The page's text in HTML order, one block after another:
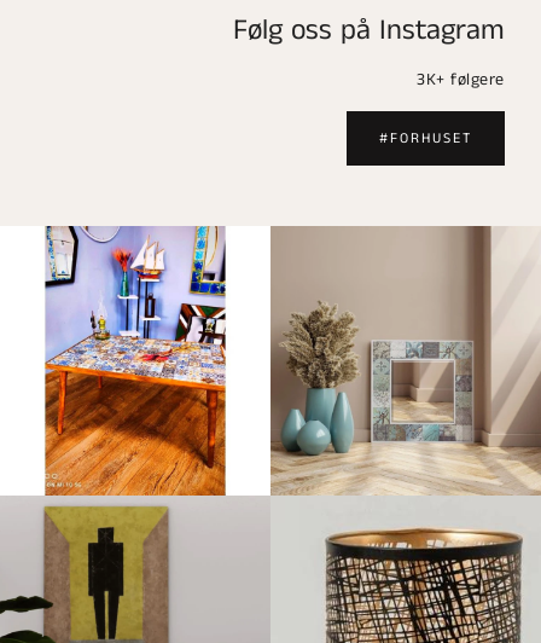
Følg oss på Instagram
3K+ følgere
#FORHUSET